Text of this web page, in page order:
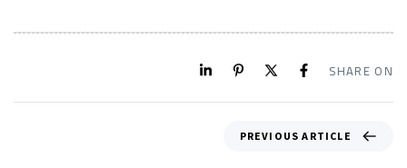
SHARE ON
PREVIOUS ARTICLE